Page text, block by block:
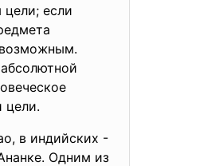
цели; если
цели.
в индийских -
Одним из